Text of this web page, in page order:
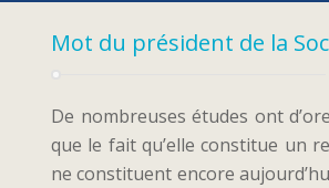
Mot du président de la
De nombreuses études ont
que le fait qu’elle constitue un
ne constituent encore